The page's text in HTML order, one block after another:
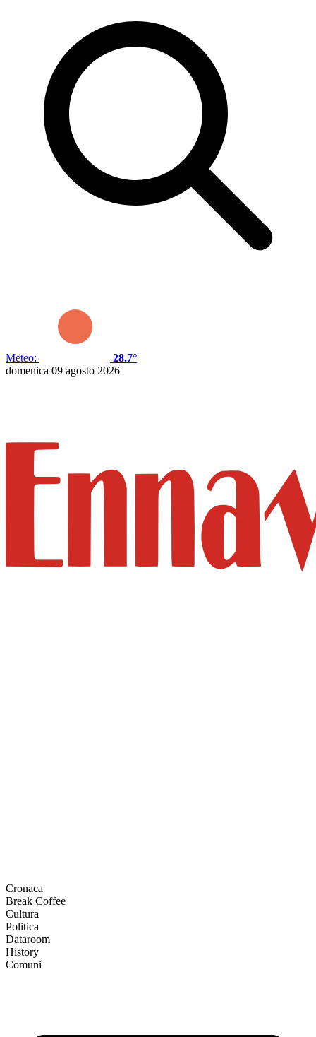
Meteo:
28.7°
domenica 09 agosto 2026
Cronaca
Break Coffee
Cultura
Politica
Dataroom
History
Comuni